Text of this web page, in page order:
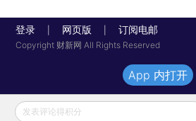
登录 网页版 订阅电邮
Copyright 财新网 All Rights Reserved
发表评论得积分
App 内打开